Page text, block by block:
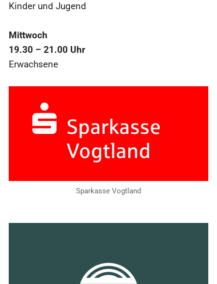
Kinder und Jugend
Mittwoch
19.30 – 21.00 Uhr
Erwachsene
Sparkasse Vogtland